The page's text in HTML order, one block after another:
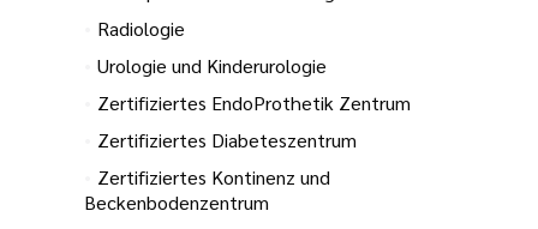
Geburtshilfe
Radiologie
Urologie und Kinderurologie
Zertifiziertes EndoProthetik Zentrum
Zertifiziertes Diabeteszentrum
Zertifiziertes Kontinenz und
Beckenbodenzentrum